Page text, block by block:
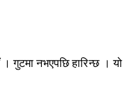
गुटमा नभएपछि हारि न्छ । यो